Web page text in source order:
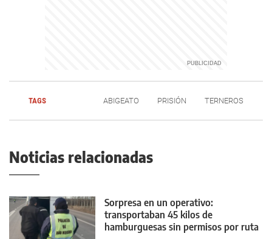
TAGS ABIGEATO PRISIÓN TERNEROS
Noticias relacionadas
Sorpresa en un operativo:
transportaban 45 kilos de
hamburguesas sin permisos por ruta